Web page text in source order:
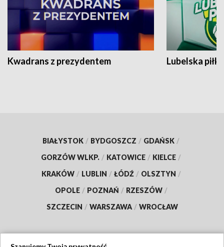
Kwadrans z prezydentem Lubelska piłka
BIAŁYSTOK / BYDGOSZCZ / GDAŃSK /
GORZÓW WLKP. / KATOWICE / KIELCE /
KRAKÓW / LUBLIN / ŁÓDŹ / OLSZTYN /
OPOLE / POZNAŃ / RZESZÓW /
SZCZECIN / WARSZAWA / WROCŁAW